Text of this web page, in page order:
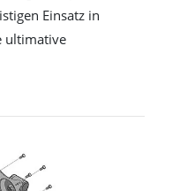
Einsatz in
ultimative